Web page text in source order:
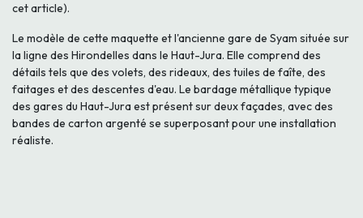
cet article).
Le modèle de cette maquette et l'ancienne gare de Syam située sur
la ligne des Hirondelles dans le Haut-Jura. Elle comprend des
détails tels que des volets, des rideaux, des tuiles de faîte, des
faitages et des descentes d'eau. Le bardage métallique typique
des gares du Haut-Jura est présent sur deux façades, avec des
bandes de carton argenté se superposant pour une installation
réaliste.